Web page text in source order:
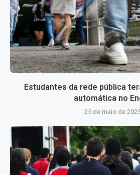
Estudantes da rede pública
automática no
25 de maio de